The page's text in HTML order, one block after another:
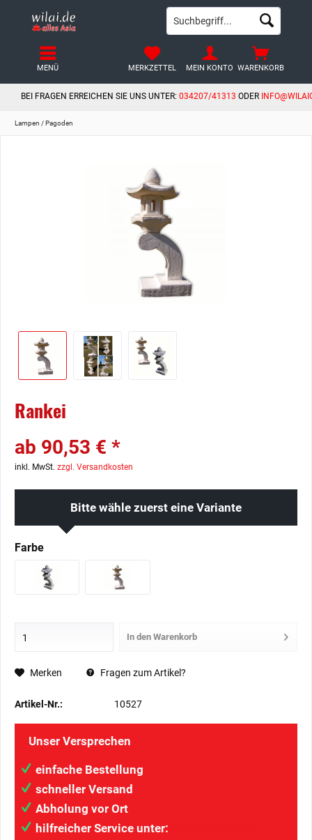
BEI FRAGEN ERREICHEN SIE UNS UNTER: 034207/41313 ODER
WARENKORB
MERKZETTEL MEIN KONTO
MENÜ
Lampen / Pagoden
Rankei
ab 90,53 € *
inkl. MwSt. zzgl. Versandkosten
Bitte wähle zuerst eine Variante
Farbe
In den Warenkorb
Merken Fragen zum Artikel?
Artikel-Nr.: 10527
Unser Versprechen
einfache Bestellung
schneller Versand
Abholung vor Ort
hilfreicher Service unter: